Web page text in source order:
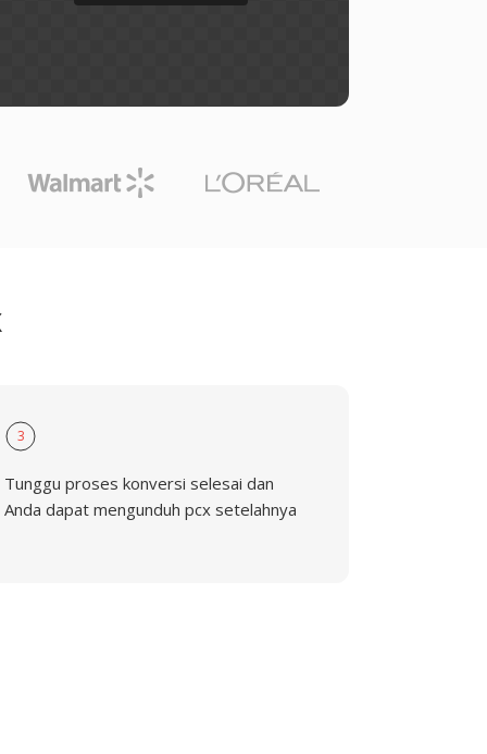
3
Tunggu proses konversi selesai dan
Anda dapat mengunduh pcx setelahnya